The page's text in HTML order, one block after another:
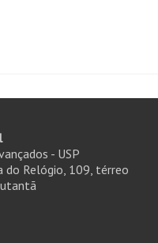
- USP
do Relógio, 109, térreo